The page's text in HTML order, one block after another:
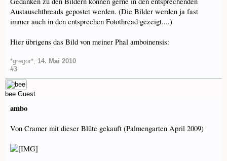
Austauschthreads gepostet werden. (Die Bilder werden ja fast
immer auch in den entsprechen Fotothread gezeigt....)
Hier übrigens das Bild von meiner Phal amboinensis:
*gregor*, 14. Mai 2010
#3
bee Guest
ambo
Von Cramer mit dieser Blüte gekauft (Palmengarten April 2009)